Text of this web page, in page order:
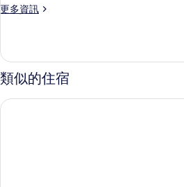
更多資訊
更
的
詳
情
類似的住宿
卡弗爾飯店